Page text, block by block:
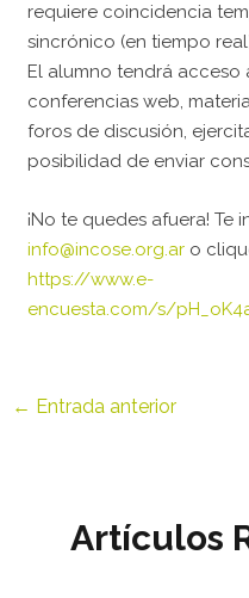
requiere coincidencia
sincrónico (en tiempo
El alumno tendrá acceso
conferencias web,
foros de discusión,
posibilidad de enviar
¡No te quedes afuera! Te
info@incose.org.ar o
https://www.e-
encuesta.com/s/
← Entrada anterior
Artículos